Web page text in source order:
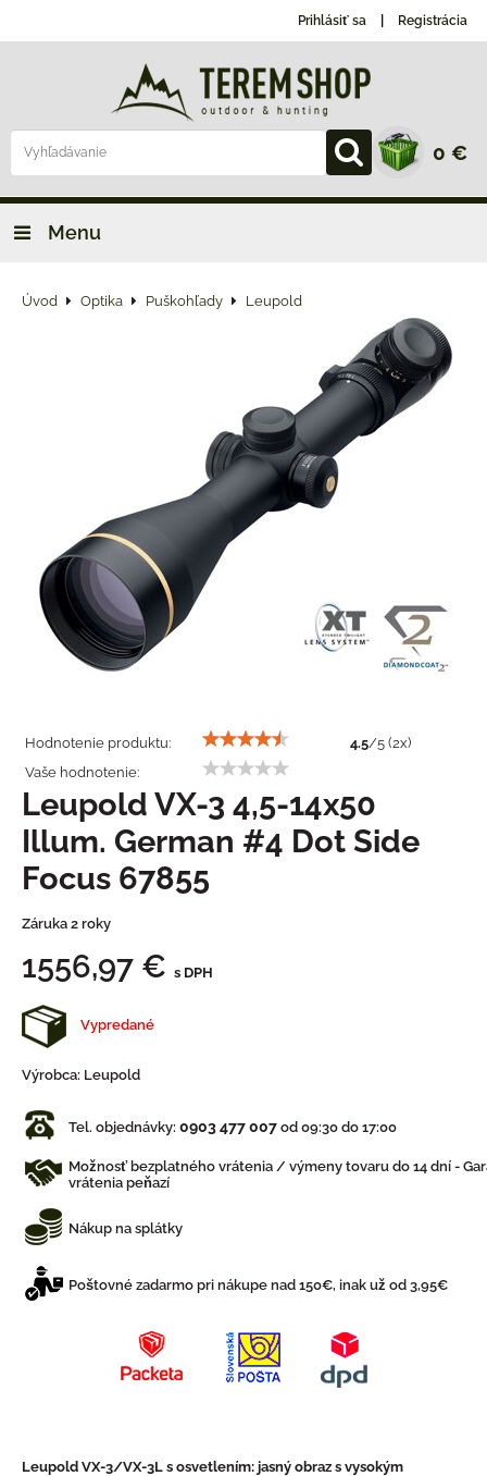
Prihlásiť sa Registrácia
0 €
Menu
Úvod Optika Puškohľady Leupold
Hodnotenie produktu: 4.5/5 (2x)
Vaše hodnotenie:
Leupold VX-3 4,5-14x50
Illum. German #4 Dot Side
Focus 67855
Záruka 2 roky
1556,97 € s DPH
Vypredané
Výrobca: Leupold
Tel. objednávky: 0903 477 007 od 09:30 do 17:00
Možnosť bezplatného vrátenia / výmeny tovaru do 14 dní -
vrátenia peňazí
Nákup na splátky
Poštovné zadarmo pri nákupe nad 150€, inak už od 3,95€
Leupold VX-3/VX-3L s osvetlením: jasný obraz s vysokým